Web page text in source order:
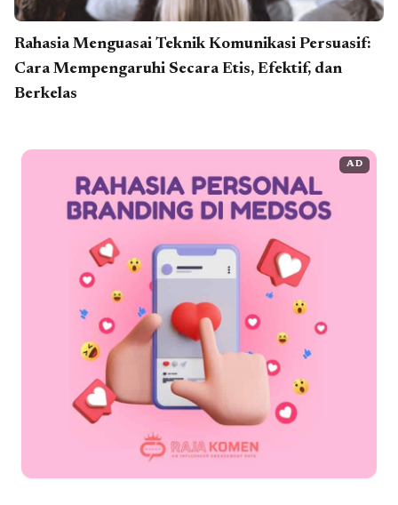
Rahasia Menguasai Teknik Komunikasi Persuasif:
Cara Mempengaruhi Secara Etis, Efektif, dan
Berkelas
AD